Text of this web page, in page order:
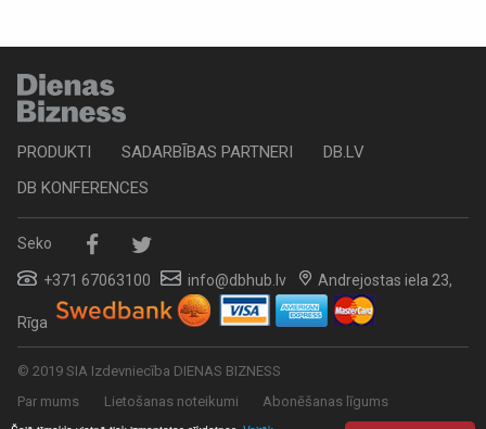
PRODUKTI SADARBĪBAS PARTNERI
DB.LV
DB KONFERENCES
Seko
+371 67063100 info@dbhub.lv Andrejostas iela 23,
Rīga
© 2019 SIA Izdevniecība DIENAS BIZNESS
Par mums
Lietošanas noteikumi Abonēšanas līgums